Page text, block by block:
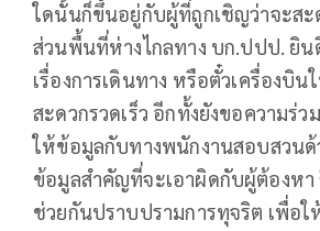
ใดนั้นก็ขึ้นอยู่กับผู้ที่ถูกเชิญว่าจะสะ
ส่วนพื้นที่ห่างไกลทาง บก.ปปป. ยิน
เรื่องการเดินทาง หรือตั๋วเครื่องบิน
สะดวกรวดเร็ว อีกทั้งยังขอความร่
ให้ข้อมูลกับทางพนักงานสอบสวนด้
ข้อมูลสำคัญที่จะเอาผิดกับผู้ต้องหา
ช่วยกันปราบปรามการทุจริต เพื่อใ